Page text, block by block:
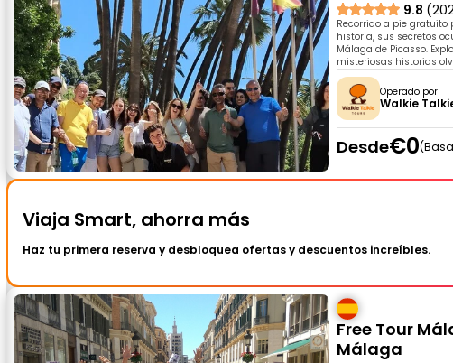
9.8
Recorrido a pie gratuito
historia, sus secretos
Málaga de Picasso.
misteriosas historias
Operado por
Walkie
Desde€0
Viaja Smart, ahorra más
Haz tu primera reserva y desbloquea ofertas y descuentos increíbles.
Free Tour
Málaga